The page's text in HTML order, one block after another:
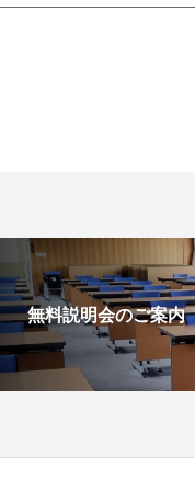
無料説明会のご案内